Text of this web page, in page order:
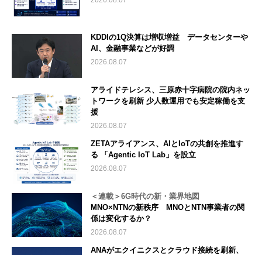
KDDIの1Q決算は増収増益 データセンターや
AI、金融事業などが好調
2026.08.07
アライドテレシス、三原赤十字病院の院内ネッ
トワークを刷新 少人数運用でも安定稼働を支
援
2026.08.07
ZETAアライアンス、AIとIoTの共創を推進す
る 「Agentic IoT Lab」を設立
2026.08.07
＜連載＞6G時代の新・業界地図
MNO×NTNの新秩序 MNOとNTN事業者の関
係は変化するか？
2026.08.07
ANAがエクイニクスとクラウド接続を刷新、